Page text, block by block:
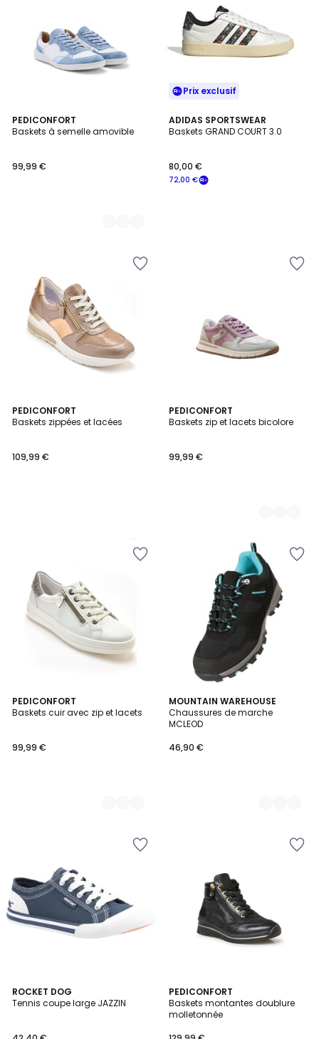
PEDICONFORT
Baskets à semelle amovible
99,99 €
2
Couleurs
Prix exclusif
ADIDAS SPORTSWEAR
Baskets GRAND COURT 3.0
72,00 €
80,00 €
PEDICONFORT
Baskets zippées et lacées
109,99 €
PEDICONFORT
Baskets zip et lacets bicolore
99,99 €
2
Couleurs
PEDICONFORT
Baskets cuir avec zip et lacets
99,99 €
3
Couleurs
MOUNTAIN WAREHOUSE
Chaussures de marche
MCLEOD
46,90 €
3
Couleurs
ROCKET DOG
Tennis coupe large JAZZIN
PEDICONFORT
Baskets montantes doublure
molletonnée